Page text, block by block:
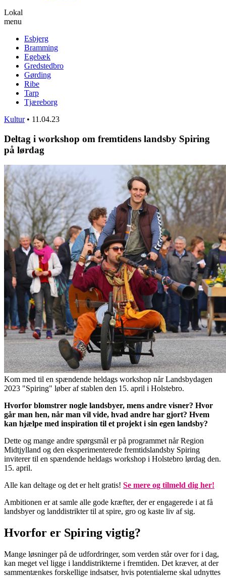
Lokal
menu
Esbjerg
Bramming
Egebæk
Gredstedbro
Gørding
Ribe
Tarp
Tjæreborg
Kultur • 11.04.23
Deltag i workshop om fremtidens landsby Spiring
på lørdag
Kom med til en spændende heldags workshop når Landsbydagen
2023 "Spiring" løber af stablen den 15. april i Holstebro.
Hvorfor blomstrer nogle landsbyer, mens andre visner? Hvor
går man hen, når man vil vide, hvad andre har gjort? Hvem
kan hjælpe med inspiration til et projekt i sin egen landsby?
Dette og mange andre spørgsmål er på programmet når Region
Midtjylland og den eksperimenterede fremtidslandsby Spiring
inviterer til en spændende heldags workshop i Holstebro lørdag den.
15. april.
Alle kan deltage og det er helt gratis! Se mere og tilmeld dig her!
Ambitionen er at samle alle gode kræfter, der er engagerede i at få
landsbyer og landdistrikter til at spire, gro og kaste liv af sig.
Hvorfor er Spiring vigtig?
Mange løsninger på de udfordringer, som verden står over for i dag,
kan meget vel ligge i landdistrikterne i fremtiden. Det kræver, at der
sammentænkes forskellige indsatser, hvis potentialerne skal udnyttes